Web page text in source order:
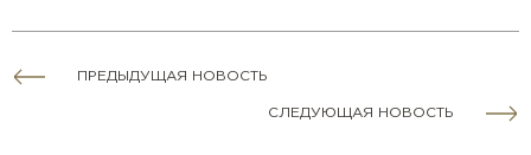
ПРЕДЫДУЩАЯ НОВОСТЬ
СЛЕДУЮЩАЯ НОВОСТЬ